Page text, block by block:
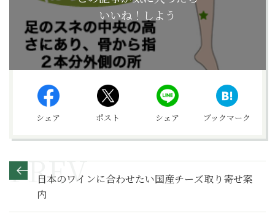
いいね！しよう
シェア ポスト シェア ブックマーク
日本のワインに合わせたい国産チーズ取り寄せ案
内